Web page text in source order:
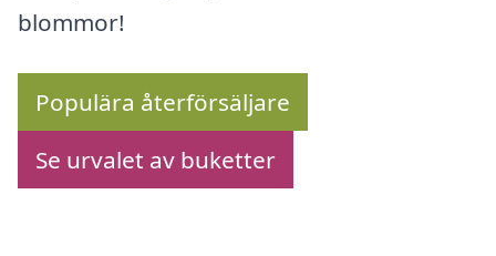
blommor!
Populära återförsäljare
Se urvalet av buketter